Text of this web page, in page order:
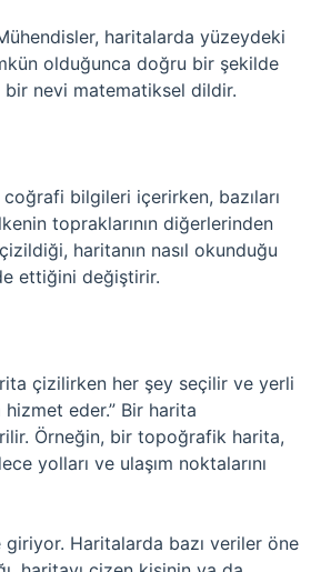
haritalarda yüzeydeki
olduğunca doğru bir şekilde
bir nevi matematiksel dildir.
bilgileri içerirken, bazıları
topraklarının diğerlerinden
haritanın nasıl okunduğu
ettiğini değiştirir.
çizilirken her şey seçilir ve yerli
eder.” Bir harita
Örneğin, bir topoğrafik harita,
yolları ve ulaşım noktalarını
giriyor. Haritalarda bazı veriler öne